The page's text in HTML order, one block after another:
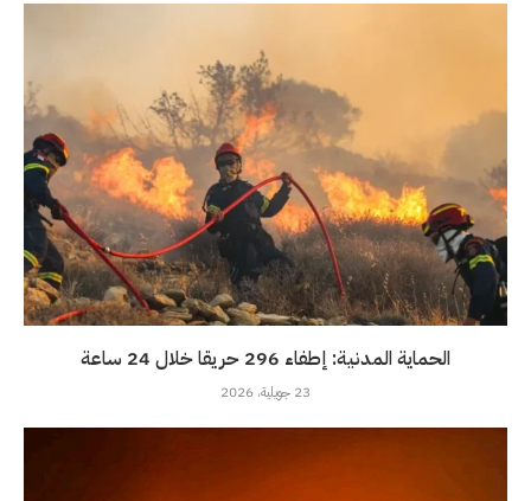
الحماية المدنية: إطفاء 296 حريقا خلال 24 ساعة
23 جويلية، 2026